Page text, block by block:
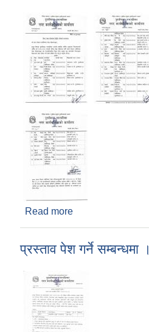
Read more
प्रस्ताव पेश गर्ने सम्बन्धमा ।